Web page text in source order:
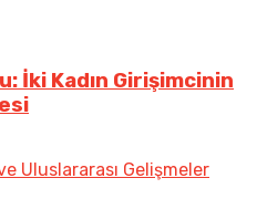
İki Kadın Girişimcinin